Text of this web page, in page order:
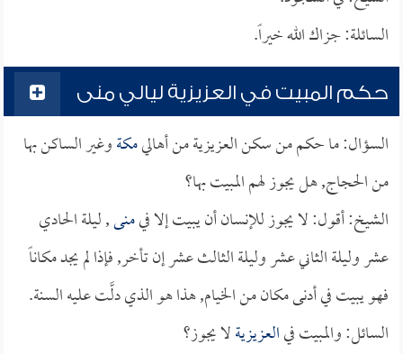
السائلة: جزاك الله خيراً.
حكم المبيت في العزيزية ليالي منى
السؤال: ما حكم من سكن العزيزية من أهاليمكةوغير الساكن بها
من الحجاج, هل يجوز لهم المبيت بها؟
الشيخ: أقول: لا يجوز للإنسان أن يبيت إلا فيمنى, ليلة الحادي
عشر وليلة الثاني عشر وليلة الثالث عشر إن تأخر, فإذا لم يجد مكاناً
فهو يبيت في أدنى مكان من الخيام, هذا هو الذي دلَّت عليه السنة.
السائل: والمبيت فيالعزيزيةلا يجوز؟